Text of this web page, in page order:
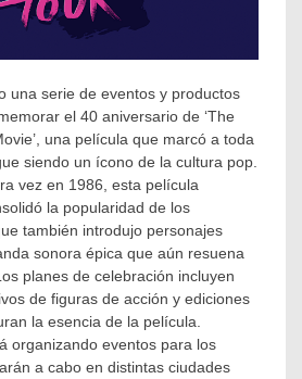
una serie de eventos y productos
el 40 aniversario de ‘The
una película que marcó a toda
siendo un ícono de la cultura pop.
vez en 1986, esta película
la popularidad de los
también introdujo personajes
sonora épica que aún resuena
planes de celebración incluyen
de figuras de acción y ediciones
la esencia de la película.
organizando eventos para los
a cabo en distintas ciudades